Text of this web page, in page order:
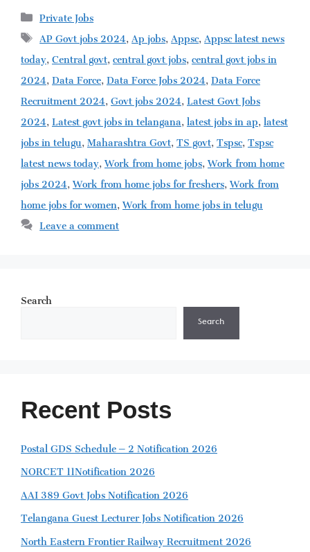
Categories
Private Jobs
Tags
AP Govt jobs 2024,Ap jobs,Appsc,Appsc latest news
today,Central govt,central govt jobs,central govt jobs in
2024,Data Force,Data Force Jobs 2024,Data Force
Recruitment 2024,Govt jobs 2024,Latest Govt Jobs
2024,Latest govt jobs in telangana,latest jobs in ap,latest
jobs in telugu,Maharashtra Govt,TS govt,Tspsc,Tspsc
latest news today,Work from home jobs,Work from home
jobs 2024,Work from home jobs for freshers,Work from
home jobs for women,Work from home jobs in telugu
Leave a comment
Search
Search
Recent Posts
Postal GDS Schedule – 2 Notification 2026
NORCET 11Notification 2026
AAI 389 Govt Jobs Notification 2026
Telangana Guest Lecturer Jobs Notification 2026
North Eastern Frontier Railway Recruitment 2026